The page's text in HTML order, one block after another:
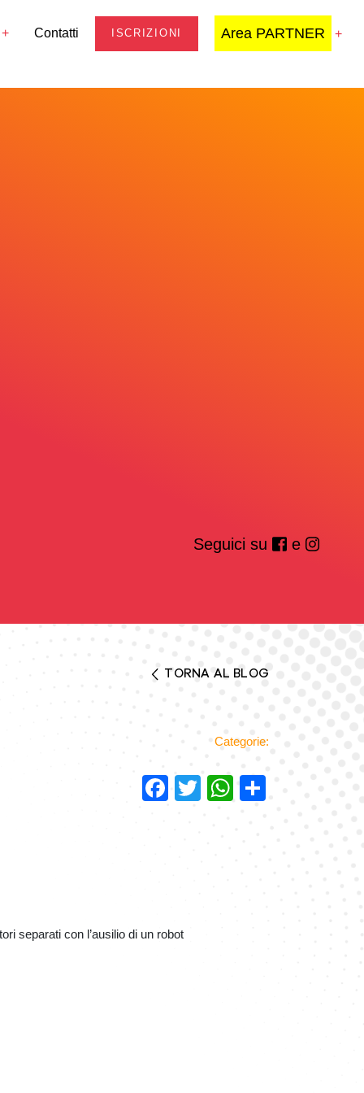
Contatti ISCRIZIONI Area PARTNER
Seguici su e
TORNA AL BLOG
Categorie:
Facebook
Twitter
separati con l’ausilio di un robot